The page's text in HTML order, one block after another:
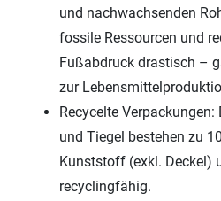
und nachwachsenden
fossile Ressourcen und
Fußabdruck drastisch –
zur
Recycelte
und Tiegel bestehen zu
Kunststoff (exkl. Deckel)
recyclingfähig.